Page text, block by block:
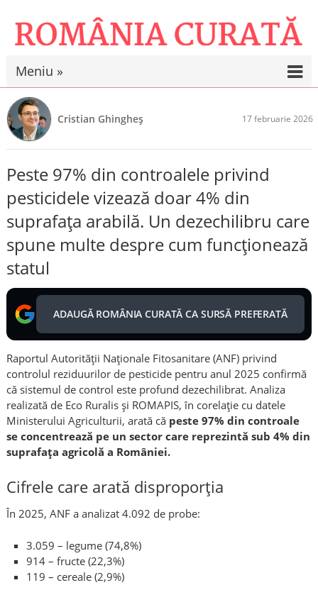
Meniu »
Cristian Ghingheș 17 februarie 2026
Peste 97% din controalele privind
pesticidele vizează doar 4% din
suprafața arabilă. Un dezechilibru care
spune multe despre cum funcționează
statul
ADAUGĂ ROMÂNIA CURATĂ CA SURSĂ PREFERATĂ
Raportul Autorității Naționale Fitosanitare (ANF) privind
controlul reziduurilor de pesticide pentru anul 2025 confirmă
că sistemul de control este profund dezechilibrat. Analiza
realizată de Eco Ruralis și ROMAPIS, în corelație cu datele
Ministerului Agriculturii, arată că peste 97% din controale
se concentrează pe un sector care reprezintă sub 4% din
suprafața agricolă a României.
Cifrele care arată disproporția
În 2025, ANF a analizat 4.092 de probe:
3.059 – legume (74,8%)
914 – fructe (22,3%)
119 – cereale (2,9%)